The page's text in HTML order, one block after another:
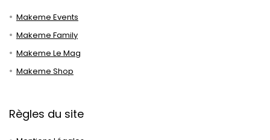
Makeme Events
Makeme Family
Makeme Le Mag
Makeme Shop
Règles du site